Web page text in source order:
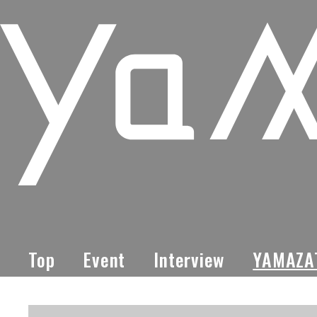
Top Event Interview